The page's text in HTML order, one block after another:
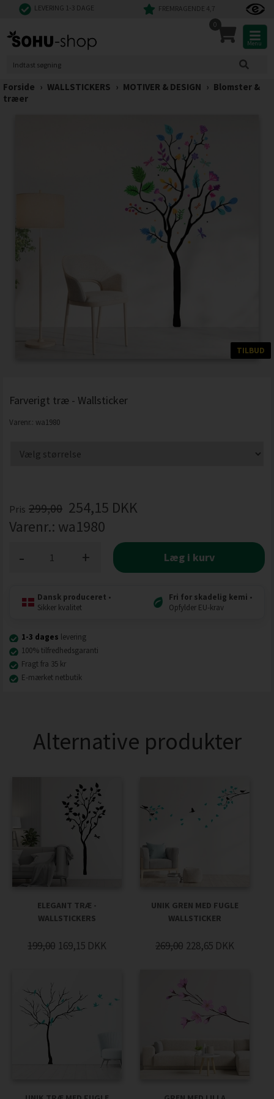
LEVERING 1-3 DAGE FREMRAGENDE 4,7
0
Menu
Forside › WALLSTICKERS › MOTIVER & DESIGN › Blomster &
træer
TILBUD
Farverigt træ - Wallsticker
Varenr.: wa1980
Pris 299,00 254,15 DKK
Varenr.: wa1980
+
- Læg i kurv
Dansk produceret •
Sikker kvalitet
Fri for skadelig kemi •
Opfylder EU-krav
1-3 dages levering
100% tilfredhedsgaranti
Fragt fra 35 kr
E-mærket netbutik
Alternative produkter
ELEGANT TRÆ -
WALLSTICKERS
199,00 169,15 DKK
UNIK GREN MED FUGLE
WALLSTICKER
269,00 228,65 DKK